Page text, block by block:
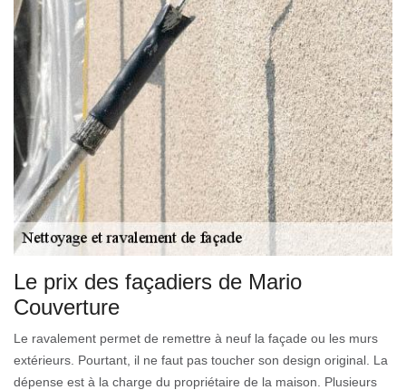
Le prix des façadiers de Mario
Couverture
Le ravalement permet de remettre à neuf la façade ou les murs
extérieurs. Pourtant, il ne faut pas toucher son design original. La
dépense est à la charge du propriétaire de la maison. Plusieurs